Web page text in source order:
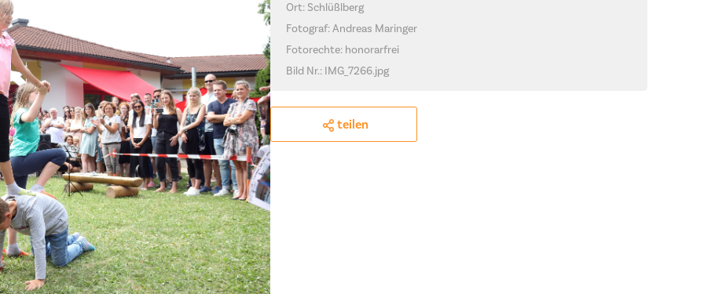
Ort: Schlüßlberg
Fotograf: Andreas Maringer
Fotorechte: honorarfrei
Bild Nr.: IMG_7266.jpg
teilen